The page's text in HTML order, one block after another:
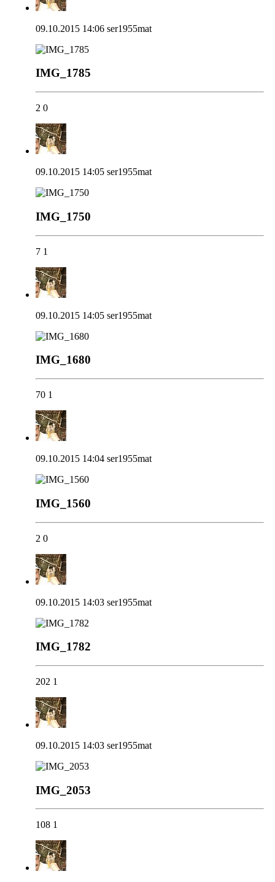
09.10.2015 14:06 ser1955mat
IMG_1785
2 0
09.10.2015 14:05 ser1955mat
IMG_1750
7 1
09.10.2015 14:05 ser1955mat
IMG_1680
70 1
09.10.2015 14:04 ser1955mat
IMG_1560
2 0
09.10.2015 14:03 ser1955mat
IMG_1782
202 1
09.10.2015 14:03 ser1955mat
IMG_2053
108 1